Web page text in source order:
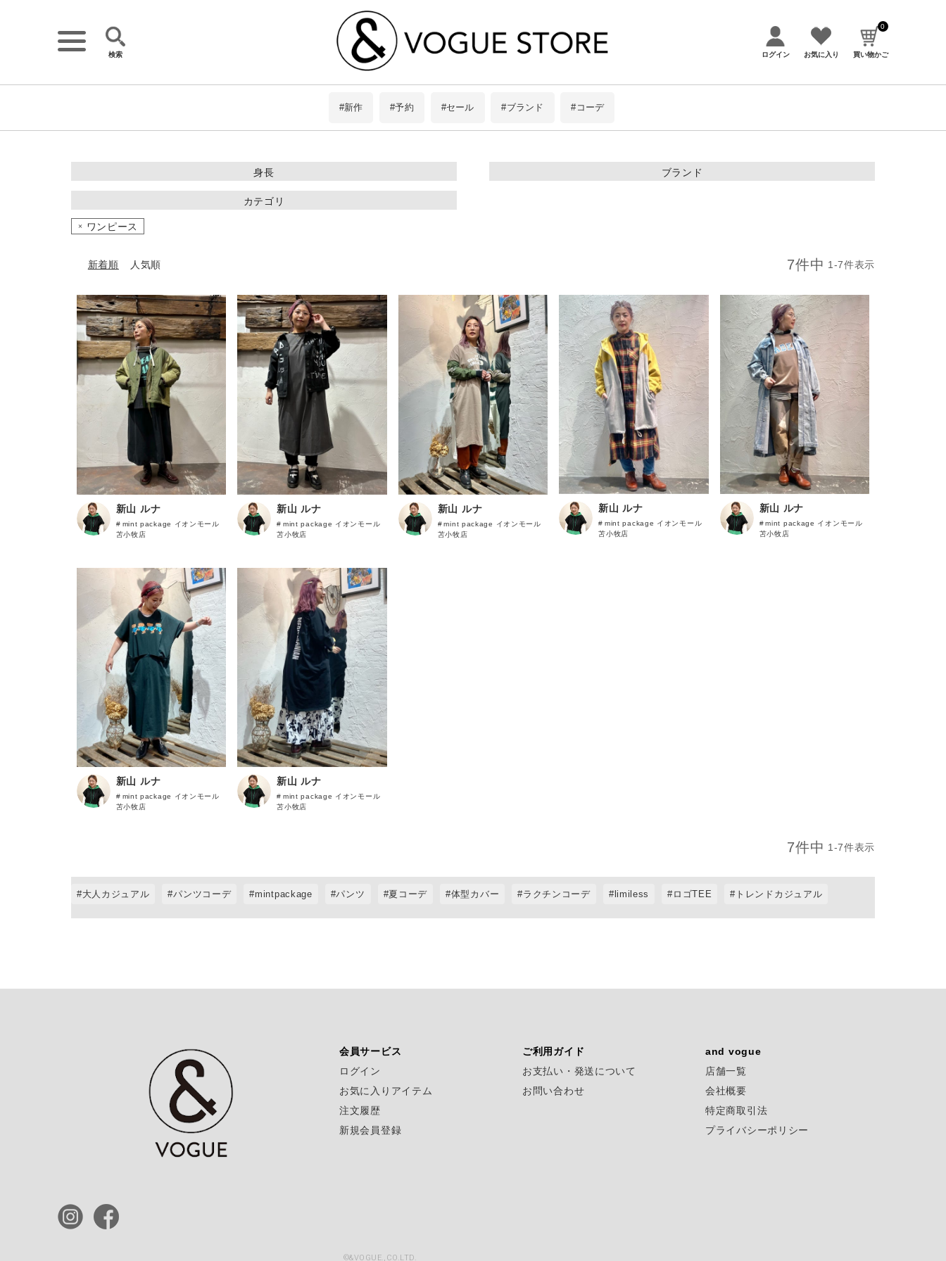
検索 ログイン お気に入り
0
買い物かご
#新作 #予約 #セール #ブランド #コーデ
ゲスト様
ログイン / マイページ
お気に入りアイテム
注文履歴
アイテムを探す
スタイリングから探す アウター・コート
スカート
ワンピース
アクセサリー
and vogueについて
店舗一覧
会社概要
ご利用ガイド
お支払い・発送について
お問い合わせ
身長
~149cm
150~154cm
160~164cm
ブランド
is ScoLar
ScoLarParity
LIME.INC
DOUBLE NAME
power to the people
KRIFF MAYER
FRUIT OF THE LOOM
VISION
WILDERNESS EXPERIENCE
UNIVERSAL OVERAALL
RUSSELL ATHLETIC
カテゴリ
スカート
ニット
シャツ
小物 ・アクセサリー
ワンピース
新着順 人気順 7件中 1 -7件表示
新山 ルナ
mint package イオンモール
苫小牧店
新山 ルナ
mint package イオンモール
苫小牧店
新山 ルナ
mint package イオンモール
苫小牧店
新山 ルナ
mint package イオンモール
苫小牧店
新山 ルナ
mint package イオンモール
苫小牧店
新山 ルナ
mint package イオンモール
苫小牧店
新山 ルナ
mint package イオンモール
苫小牧店
7件中 1 -7件表示
大人カジュアル パンツコーデ mintpackage パンツ 夏コーデ 体型カバー ラクチンコーデ limiless ロゴTEE トレンドカジュアル
会員サービス
ログイン
お気に入りアイテム
注文履歴
新規会員登録
ご利用ガイド
お支払い・発送について
お問い合わせ
and vogue
店舗一覧
会社概要
特定商取引法
プライバシーポリシー
©&VOGUE.,CO.LTD.